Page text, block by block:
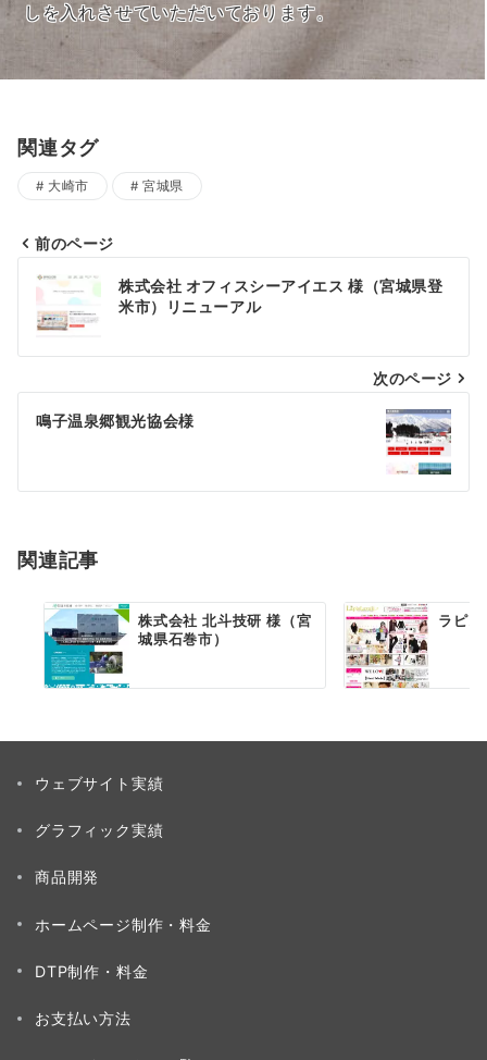
しを入れさせていただいております。
関連タグ
大崎市 宮城県
投
稿
ビ
ゲ
シ
ン
前のページ
株式会社 オフィスシーアイエス 様（宮城県登
米市）リニューアル
次のページ
鳴子温泉郷観光協会様
関連記事
株式会社 北斗技研 様（宮
城県石巻市）
ラピス
ウェブサイト実績
グラフィック実績
商品開発
ホームページ制作・料金
DTP制作・料金
お支払い方法